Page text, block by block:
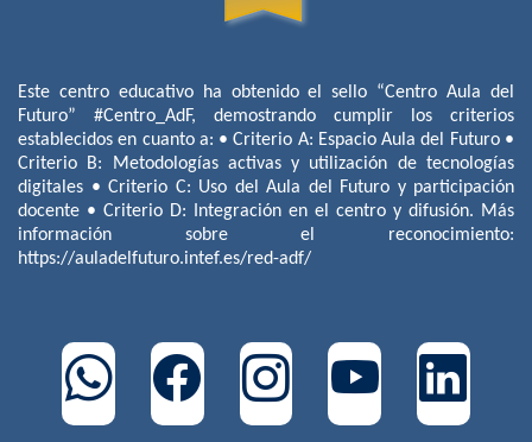
Este centro educativo ha obtenido el sello “Centro Aula del
Futuro” #Centro_AdF, demostrando cumplir los criterios
establecidos en cuanto a: • Criterio A: Espacio Aula del Futuro •
Criterio B: Metodologías activas y utilización de tecnologías
digitales • Criterio C: Uso del Aula del Futuro y participación
docente • Criterio D: Integración en el centro y difusión. Más
información sobre el reconocimiento:
https://auladelfuturo.intef.es/red-adf/